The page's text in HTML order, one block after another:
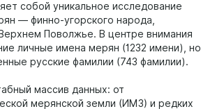
собой уникальное исследование
— финно-угорского народа,
Поволжье. В центре внимания
личные имена мерян (1232 имени), но
русские фамилии (743 фамилии).
массив данных: от
мерянской земли (ИМЗ) и редких